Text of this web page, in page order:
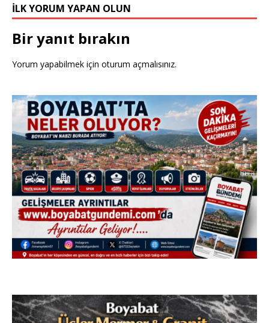
İLK YORUM YAPAN OLUN
Bir yanıt bırakın
Yorum yapabilmek için oturum açmalısınız.